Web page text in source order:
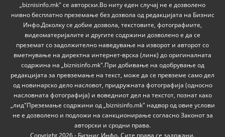
„biznisinfo.mk" се авторски.Во ниту еден случај не е дозволено
нивно бесплатно преземање без дозвола од редакцијата на Бизнис
Инфо.Доколку се добие дозвола, текстовите, фотографиите,
видеоматеријалите и другите содржини дозволено е да се
преземат со задолжително наведување на изворот и авторот со
вметнување на директна интернет-врска (линк) до оригиналната
содржина на „biznisinfo.mk".При добивање на одобрување од
редакцијата за превземање на текст, може да се превземе само дел
од новинарско дело насловот, придружната фотографија (односно
насловната фотографија) и воведниот дел на текстот, познат како
„лид"Преземање содржини од „biznisinfo.mk" надвор од овие услови
не е дозволено и подложи на санкционирање согласно Законот за
авторски и сродни права.